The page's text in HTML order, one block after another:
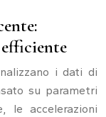
i dati di
su parametri
le accelerazioni